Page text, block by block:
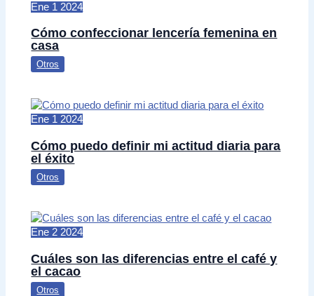
Ene 1 2024
Cómo confeccionar lencería femenina en
casa
Otros
Ene 1 2024
Cómo puedo definir mi actitud diaria para
el éxito
Otros
Ene 2 2024
Cuáles son las diferencias entre el café y
el cacao
Otros